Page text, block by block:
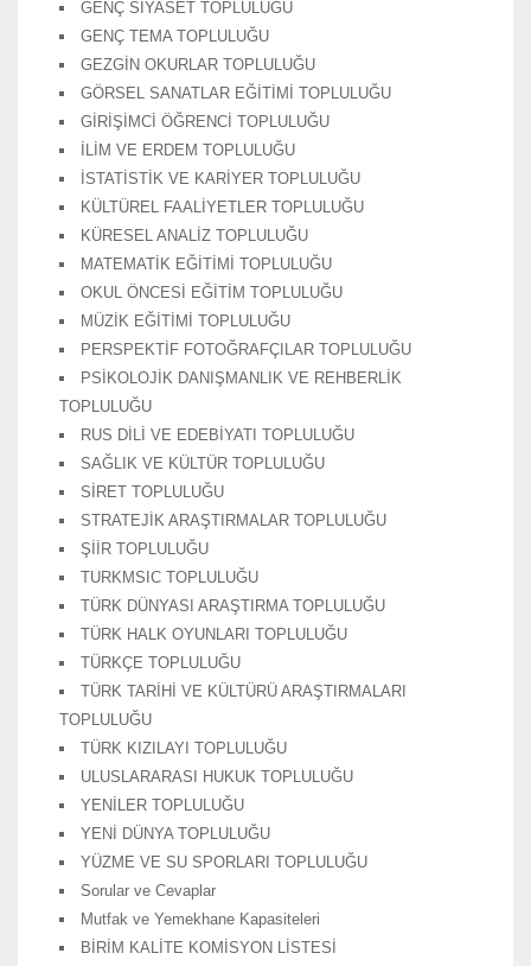
GENÇ SİYASET TOPLULUĞU
GENÇ TEMA TOPLULUĞU
GEZGİN OKURLAR TOPLULUĞU
GÖRSEL SANATLAR EĞİTİMİ TOPLULUĞU
GİRİŞİMCİ ÖĞRENCİ TOPLULUĞU
İLİM VE ERDEM TOPLULUĞU
İSTATİSTİK VE KARİYER TOPLULUĞU
KÜLTÜREL FAALİYETLER TOPLULUĞU
KÜRESEL ANALİZ TOPLULUĞU
MATEMATİK EĞİTİMİ TOPLULUĞU
OKUL ÖNCESİ EĞİTİM TOPLULUĞU
MÜZİK EĞİTİMİ TOPLULUĞU
PERSPEKTİF FOTOĞRAFÇILAR TOPLULUĞU
PSİKOLOJİK DANIŞMANLIK VE REHBERLİK
TOPLULUĞU
RUS DİLİ VE EDEBİYATI TOPLULUĞU
SAĞLIK VE KÜLTÜR TOPLULUĞU
SİRET TOPLULUĞU
STRATEJİK ARAŞTIRMALAR TOPLULUĞU
ŞİİR TOPLULUĞU
TURKMSIC TOPLULUĞU
TÜRK DÜNYASI ARAŞTIRMA TOPLULUĞU
TÜRK HALK OYUNLARI TOPLULUĞU
TÜRKÇE TOPLULUĞU
TÜRK TARİHİ VE KÜLTÜRÜ ARAŞTIRMALARI
TOPLULUĞU
TÜRK KIZILAYI TOPLULUĞU
ULUSLARARASI HUKUK TOPLULUĞU
YENİLER TOPLULUĞU
YENİ DÜNYA TOPLULUĞU
YÜZME VE SU SPORLARI TOPLULUĞU
Sorular ve Cevaplar
Mutfak ve Yemekhane Kapasiteleri
BİRİM KALİTE KOMİSYON LİSTESİ